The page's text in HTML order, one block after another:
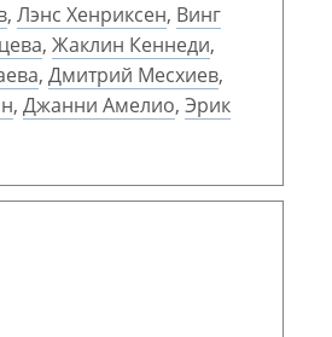
, Лэнс Хенриксен, Винг
, Жаклин Кеннеди,
, Дмитрий Месхиев,
, Джанни Амелио, Эрик